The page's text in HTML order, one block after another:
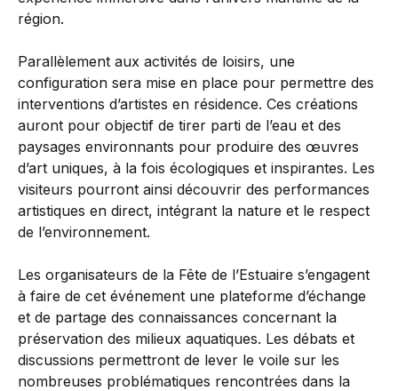
région.
Parallèlement aux activités de loisirs, une
configuration sera mise en place pour permettre des
interventions d’artistes en résidence. Ces créations
auront pour objectif de tirer parti de l’eau et des
paysages environnants pour produire des œuvres
d’art uniques, à la fois écologiques et inspirantes. Les
visiteurs pourront ainsi découvrir des performances
artistiques en direct, intégrant la nature et le respect
de l’environnement.
Les organisateurs de la Fête de l’Estuaire s’engagent
à faire de cet événement une plateforme d’échange
et de partage des connaissances concernant la
préservation des milieux aquatiques. Les débats et
discussions permettront de lever le voile sur les
nombreuses problématiques rencontrées dans la